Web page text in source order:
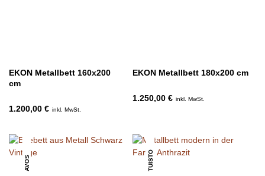
EKON Metallbett 160x200
cm
1.200,00 € inkl. MwSt.
EKON Metallbett 180x200 cm
1.250,00 € inkl. MwSt.
AVOS TUISTO